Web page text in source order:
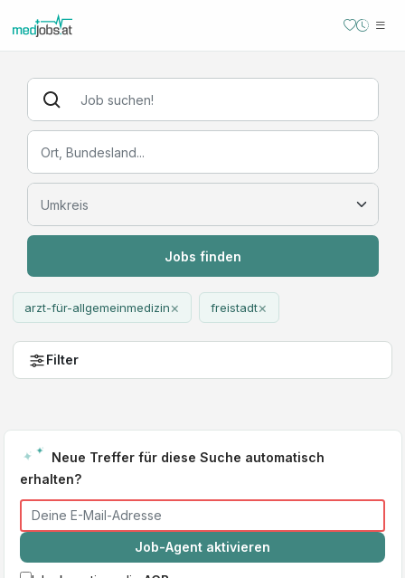
Jobs finden
arzt-für-allgemeinmedizin× freistadt×
Filter
Neue Treffer für diese Suche automatisch
erhalten?
Job-Agent aktivieren